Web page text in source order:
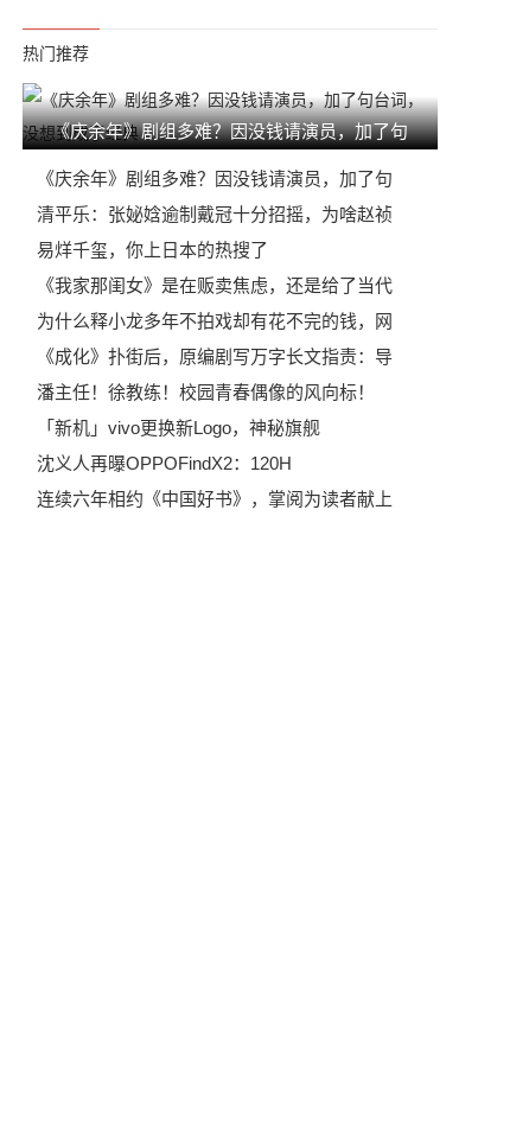
热门推荐
《庆余年》剧组多难？因没钱请演员，加了句
《庆余年》剧组多难？因没钱请演员，加了句
清平乐：张妼娢逾制戴冠十分招摇，为啥赵祯
易烊千玺，你上日本的热搜了
《我家那闺女》是在贩卖焦虑，还是给了当代
为什么释小龙多年不拍戏却有花不完的钱，网
《成化》扑街后，原编剧写万字长文指责：导
潘主任！徐教练！校园青春偶像的风向标！
「新机」vivo更换新Logo，神秘旗舰
沈义人再曝OPPOFindX2：120H
连续六年相约《中国好书》，掌阅为读者献上